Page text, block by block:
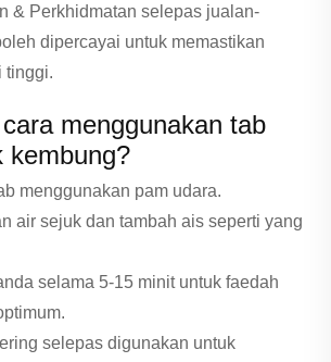
& Perkhidmatan selepas jualan-
dipercayai untuk memastikan
tinggi.
menggunakan tab
kembung?
menggunakan pam udara.
air sejuk dan tambah ais seperti yang
selama 5-15 minit untuk faedah
selepas digunakan untuk